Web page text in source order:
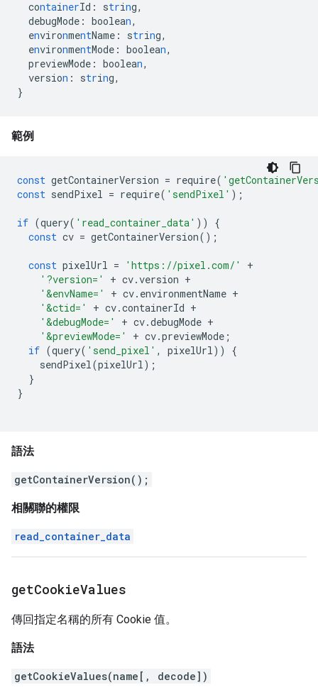
containerId : string,
debugMode : boolean,
environmentName : string,
environmentMode : boolean,
previewMode : boolean,
version : string,
}
範例
const getContainerVersion = require(
const sendPixel = require( 'sendPixel' );
if (query( 'read_container_data' ))
{
const cv = getContainerVersion();
const pixelUrl = 'https://pixel.com/'
+
'?version='
+ cv.version +
'&envName='
+ cv. environmentName +
'&ctid='
+ cv.containerId +
'&debugMode='
+ cv.debugMode +
'&previewMode='
+ cv.previewMode ;
if (query( 'send_pixel' , pixelUrl))
{
sendPixel(pixelUrl);
}
}
語法
getContainerVersion();
相關聯的權限
read_container_data
getCookieValues
傳回指定名稱的所有 Cookie 值。
語法
getCookieValues(name[, decode])